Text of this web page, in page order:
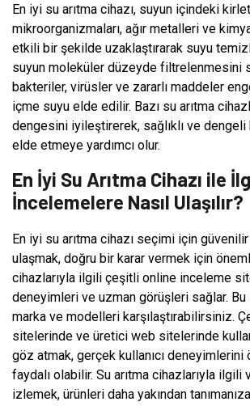
En iyi su arıtma cihazı, suyun içindeki
mikroorganizmaları, ağır metalleri ve
etkili bir şekilde uzaklaştırarak suyu
suyun moleküler düzeyde filtrelenmesini
bakteriler, virüsler ve zararlı maddeler
içme suyu elde edilir. Bazı su arıtma
dengesini iyileştirerek, sağlıklı ve
elde etmeye yardımcı olur.
En İyi Su Arıtma Cihazı ile
İncelemelere Nasıl Ulaşılır?
En iyi su arıtma cihazı seçimi için
ulaşmak, doğru bir karar vermek için
cihazlarıyla ilgili çeşitli online inceleme
deneyimleri ve uzman görüşleri sağlar.
marka ve modelleri karşılaştırabilirsiniz.
sitelerinde ve üretici web sitelerinde
göz atmak, gerçek kullanıcı deneyimlerini
faydalı olabilir. Su arıtma cihazlarıyla
izlemek, ürünleri daha yakından